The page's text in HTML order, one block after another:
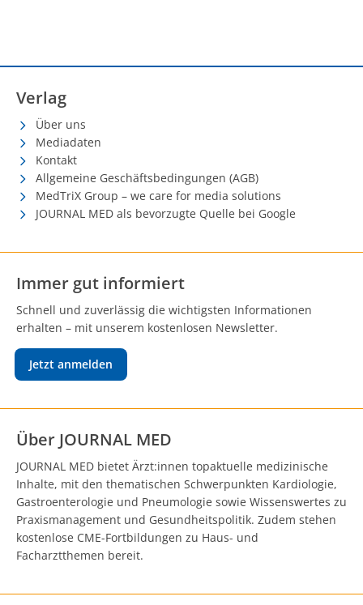
Verlag
Über uns
Mediadaten
Kontakt
Allgemeine Geschäftsbedingungen (AGB)
MedTriX Group – we care for media solutions
JOURNAL MED als bevorzugte Quelle bei Google
Immer gut informiert
Schnell und zuverlässig die wichtigsten Informationen
erhalten – mit unserem kostenlosen Newsletter.
Jetzt anmelden
Über JOURNAL MED
JOURNAL MED bietet Ärzt:innen topaktuelle medizinische
Inhalte, mit den thematischen Schwerpunkten Kardiologie,
Gastroenterologie und Pneumologie sowie Wissenswertes zu
Praxismanagement und Gesundheitspolitik. Zudem stehen
kostenlose CME-Fortbildungen zu Haus- und
Facharztthemen bereit.